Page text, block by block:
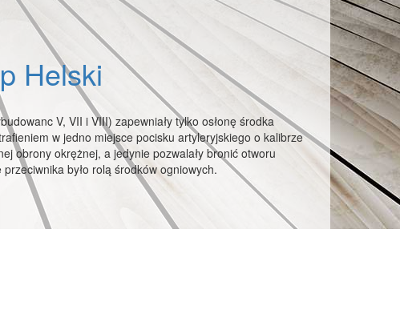
Helski
V, VII i VIII) zapewniały tylko osłonę środka
w jedno miejsce pocisku artyleryjskiego o kalibrze
obrony okrężnej, a jedynie pozwalały bronić otworu
było rolą środków ogniowych.